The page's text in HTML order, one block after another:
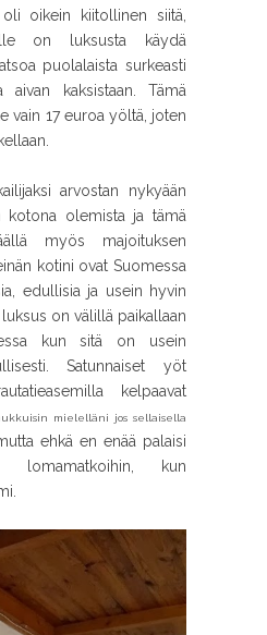
oikein kiitollinen siitä,
on luksusta käydä
puolalaista surkeasti
aivan kaksistaan. Tämä
vain 17 euroa yöltä, joten
arvostan nykyään
kotona olemista ja tämä
myös majoituksen
kotini ovat Suomessa
edullisia ja usein hyvin
on välillä paikallaan
kun sitä on usein
Satunnaiset yöt
kelpaavat
mielelläni jos sellaisella
ehkä en enää palaisi
lomamatkoihin, kun